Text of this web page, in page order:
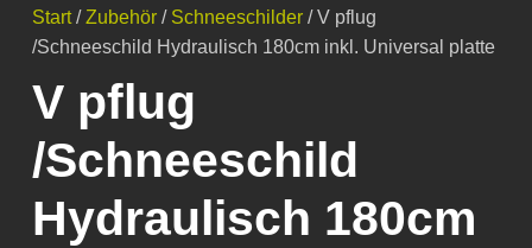
Start/Zubehör / Schneeschilder / V pflug
/Schneeschild Hydraulisch 180cm inkl. Universal platte
V pflug
/Schneeschild
Hydraulisch 180cm